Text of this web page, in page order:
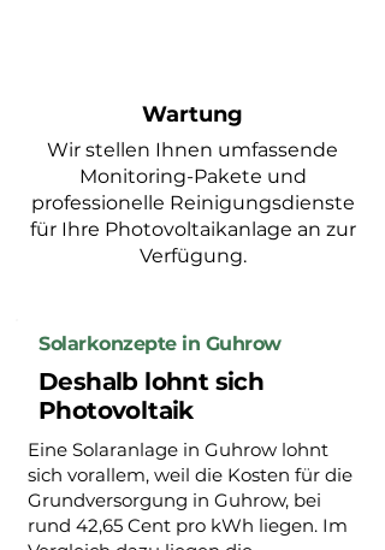
Wartung
Wir stellen Ihnen umfassende
Monitoring-Pakete und
professionelle Reinigungsdienste
für Ihre Photovoltaikanlage an zur
Verfügung.
Solarkonzepte in Guhrow
Deshalb lohnt sich
Photovoltaik
Eine Solaranlage in Guhrow lohnt
sich vorallem, weil die Kosten für die
Grundversorgung in Guhrow, bei
rund 42,65 Cent pro kWh liegen. Im